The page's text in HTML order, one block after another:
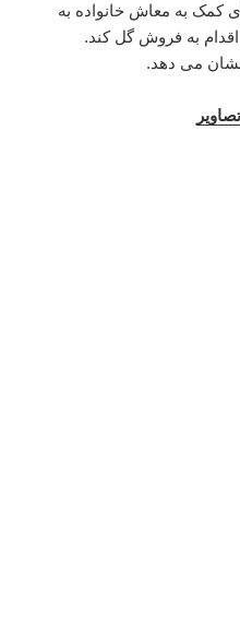
کمک به معاش خانواده به
اقدام به فروش گل کند.
نشان می دهد.